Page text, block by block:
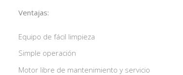
Ventajas:
Equipo de fácil limpieza
Simple operación
Motor libre de mantenimiento y servicio